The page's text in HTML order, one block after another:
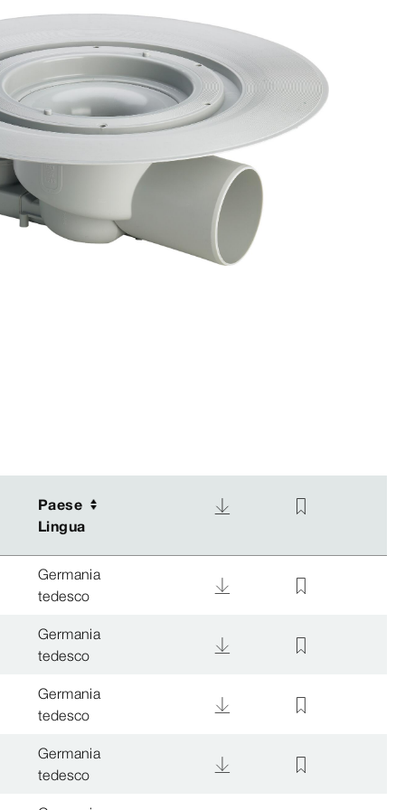
Paese
Lingua
Paese
Lingua
Germania
tedesco
Germania
tedesco
Germania
tedesco
Germania
tedesco